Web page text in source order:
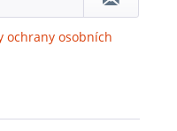
ochrany osobních